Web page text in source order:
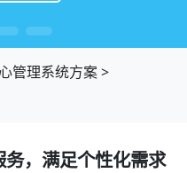
管理系统方案>
，满足个性化需求